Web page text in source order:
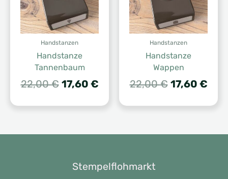
Handstanzen
Handstanze
Tannenbaum
22,00€ Ursprünglicher
war:
17,60 €Aktueller
ist:
Handstanzen
Handstanze
Wappen
22,00€
war:
17,60 €
ist:
Stempelflohmarkt